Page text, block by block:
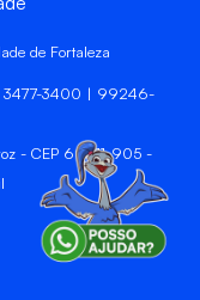
de Fortaleza
3477-3400 | 99246-
- CEP 60811-905 -